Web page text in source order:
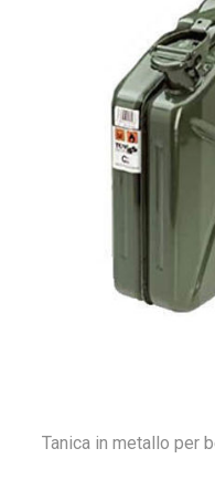
Tanica in metallo per